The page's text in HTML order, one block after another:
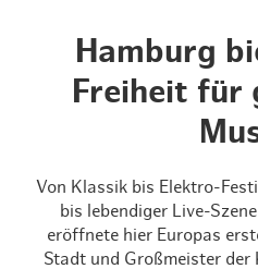
Hamburg
Freiheit für
Von Klassik bis Elektro-
bis lebendiger Live-
eröffnete hier Europas
Stadt und Großmeister der